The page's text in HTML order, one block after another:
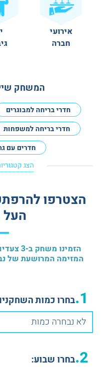
אירועי
חברה
המשחק
חדרי בריחה למבוגרים
חדרי בריחה למשפחות
חדרים עם
חדרי בריחה לא מפחידים
חדרי בריחה מצחיקים
הצג
הצטרפו
הזמינו
המזימה המרושעת של
1. בחרו כמות
לא נבחרה כמות
2. בחרו שבוע: